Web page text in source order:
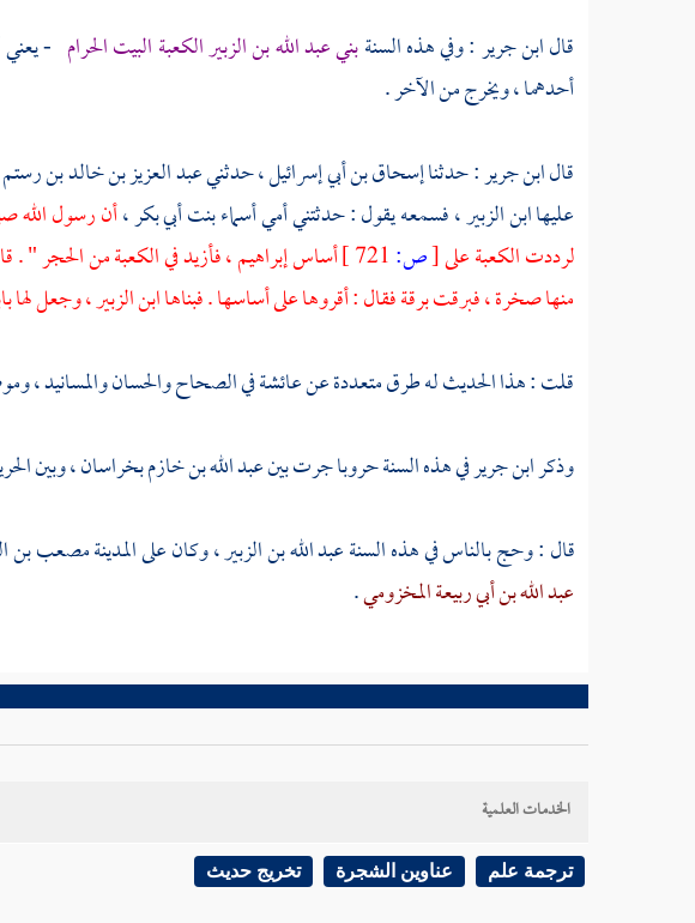
قالابن جرير: وفي هذه السنةبنيعبد الله بن الزبيرالكعبةالبيت الحرام -
أحدهما ، ويخرج من الآخر .
قالابن جرير: حدثناإسحاق بن أبي إسرائيل، حدثنيعبد العزيز بن خالد بن
عليهاابن الزبير، فسمعه يقول : حدثتني أميأسماء بنت أبي بكر،أن رسول الله
لرددتالكعبةعلى[ص: أساسإبراهيم، فأزيد فيالكعبةمن الحجر " .
منها صخرة ، فبرقت برقة فقال : أقروها على أساسها . فبناهاابن الزبير، وجعل لها
قلت : هذا الحديث له طرق متعددة عنعائشةفي الصحاح والحسان والمسانيد ،
وذكرابن جريرفي هذه السنة حروبا جرت بينعبد الله بن خازمبخراسان، وبين
قال : وحج بالناس في هذه السنةعبد الله بن الزبير، وكان علىالمدينةمصعب بن
عبد الله بن أبي ربيعة المخزومي.
الخدمات العلمية
ترجمة علم عناوين الشجرة تخريج حديث